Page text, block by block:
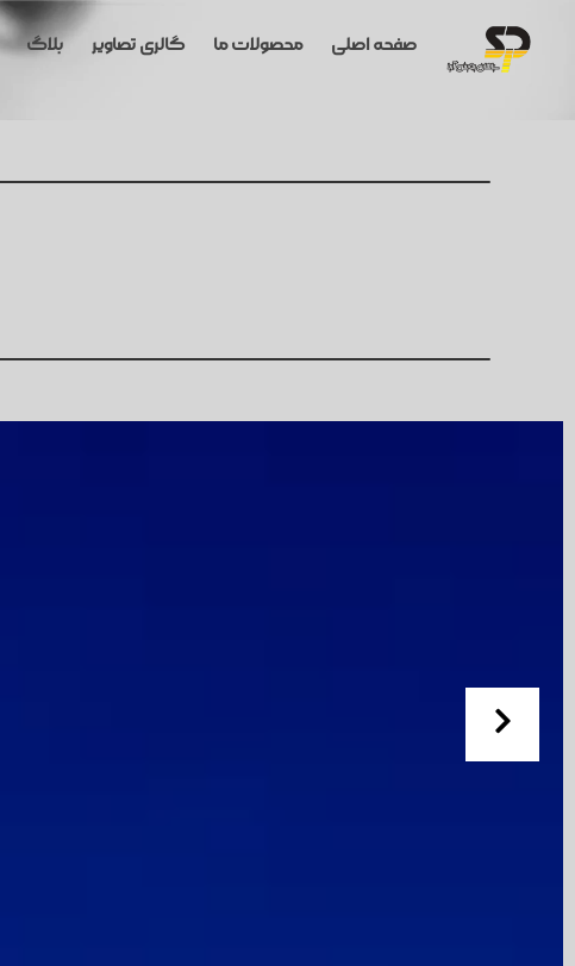
صفحه اصلی محصولات ما گالری تصاویر بلاگ